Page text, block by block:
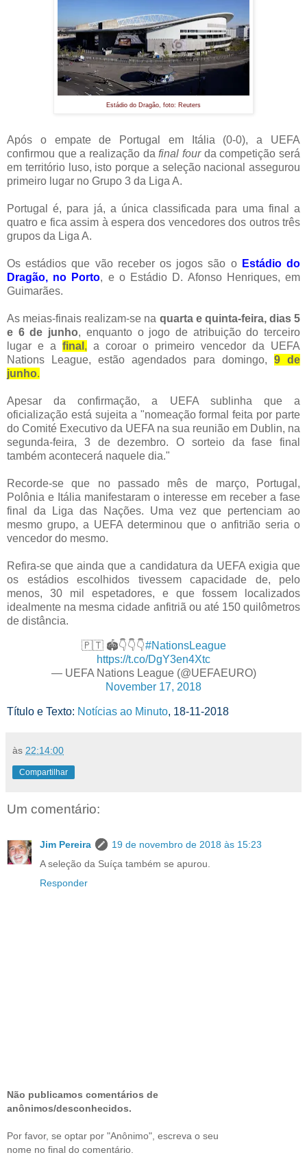
Estádio do Dragão, foto: Reuters
Após o empate de Portugal em Itália (0-0), a UEFA
confirmou que a realização dafinal fourda competição será
em território luso, isto porque a seleção nacional assegurou
primeiro lugar no Grupo 3 da Liga A.
Portugal é, para já, a única classificada para uma final a
quatro e fica assim à espera dos vencedores dos outros três
grupos da Liga A.
Os estádios que vão receber os jogos são o Estádio do
Dragão, no Porto, e o Estádio D. Afonso Henriques, em
Guimarães.
As meias-finais realizam-se na quarta e quinta-feira, dias 5
e 6 de junho, enquanto o jogo de atribuição do terceiro
lugar e a final , a coroar o primeiro vencedor da UEFA
Nations League, estão agendados para domingo, 9 de
junho.
Apesar da confirmação, a UEFA sublinha que a
oficialização está sujeita a "nomeação formal feita por parte
do Comité Executivo da UEFA na sua reunião em Dublin, na
segunda-feira, 3 de dezembro. O sorteio da fase final
também acontecerá naquele dia."
Recorde-se que no passado mês de março, Portugal,
Polônia e Itália manifestaram o interesse em receber a fase
final da Liga das Nações. Uma vez que pertenciam ao
mesmo grupo, a UEFA determinou que o anfitrião seria o
vencedor do mesmo.
Refira-se que ainda que a candidatura da UEFA exigia que
os estádios escolhidos tivessem capacidade de, pelo
menos, 30 mil espetadores, e que fossem localizados
idealmente na mesma cidade anfitriã ou até 150 quilômetros
de distância.
🇵🇹 🏟👇👇👇#NationsLeague
https://t.co/DgY3en4Xtc
— UEFA Nations League (@UEFAEURO)
November 17, 2018
Título e Texto: Notícias ao Minuto, 18-11-2018
às 22:14:00
Compartilhar
Um comentário:
Jim Pereira
19 de novembro de 2018 às 15:23
A seleção da Suíça também se apurou.
Responder
Não publicamos comentários de
anônimos/desconhecidos.
Por favor, se optar por "Anônimo", escreva o seu
nome no final do comentário.